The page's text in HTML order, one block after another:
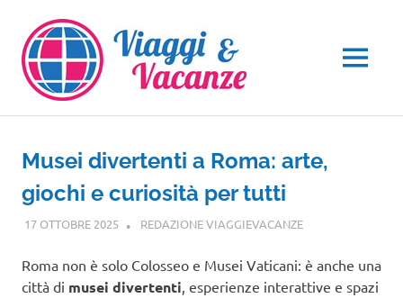
contenuto
MENU
Musei divertenti a Roma: arte,
giochi e curiosità per tutti
17 OTTOBRE 2025 REDAZIONE VIAGGIEVACANZEVIAGGI NEL
Roma non è solo Colosseo e Musei Vaticani: è anche una
città di musei divertenti, esperienze interattive e spazi